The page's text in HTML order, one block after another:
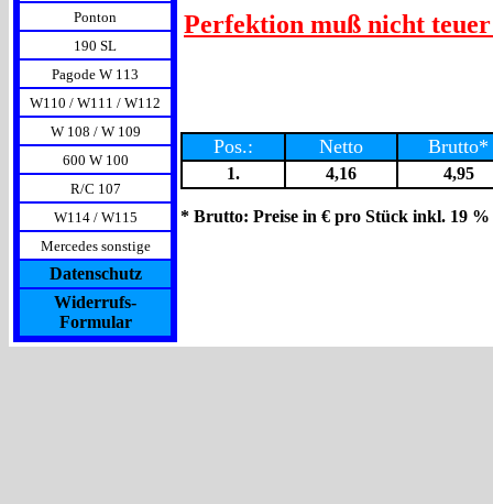
Ponton
190 SL
Pagode W 113
W110 / W111 / W112
W 108 / W 109
600 W 100
R/C 107
W114 / W115
Mercedes sonstige
Datenschutz
Widerrufs-
Formular
Perfektion muß nicht
Pos.: Netto Brutto*
1. 4,16 4,95
* Brutto: Preise in € pro Stück inkl. 19 %